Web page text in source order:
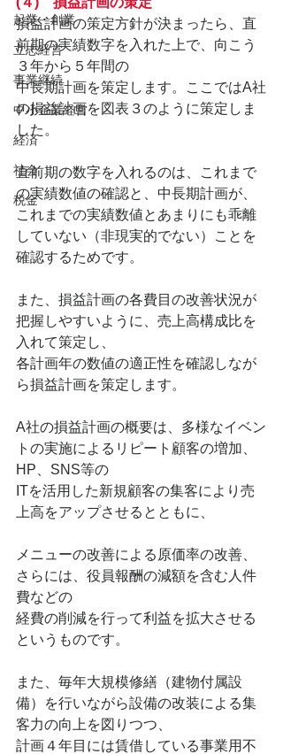
起業・創業
立志経営
事業継続
中小企業経営
経済
社会
税金
損益計画の策定方針が決まったら、直
前期の実績数字を入れた上で、向こう
３年から５年間の
中長期計画を策定します。ここではA社
の損益計画を図表３のように策定しま
した。
直前期の数字を入れるのは、これまで
の実績数値の確認と、中長期計画が、
これまでの実績数値とあまりにも乖離
していない（非現実的でない）ことを
確認するためです。
また、損益計画の各費目の改善状況が
把握しやすいように、売上高構成比を
入れて策定し、
各計画年の数値の適正性を確認しなが
ら損益計画を策定します。
A社の損益計画の概要は、多様なイベン
トの実施によるリピート顧客の増加、
HP、SNS等の
ITを活用した新規顧客の集客により売
上高をアップさせるとともに、
メニューの改善による原価率の改善、
さらには、役員報酬の減額を含む人件
費などの
経費の削減を行って利益を拡大させる
というものです。
また、毎年大規模修繕（建物付属設
備）を行いながら設備の改装による集
客力の向上を図りつつ、
計画４年目には賃借している事業用不